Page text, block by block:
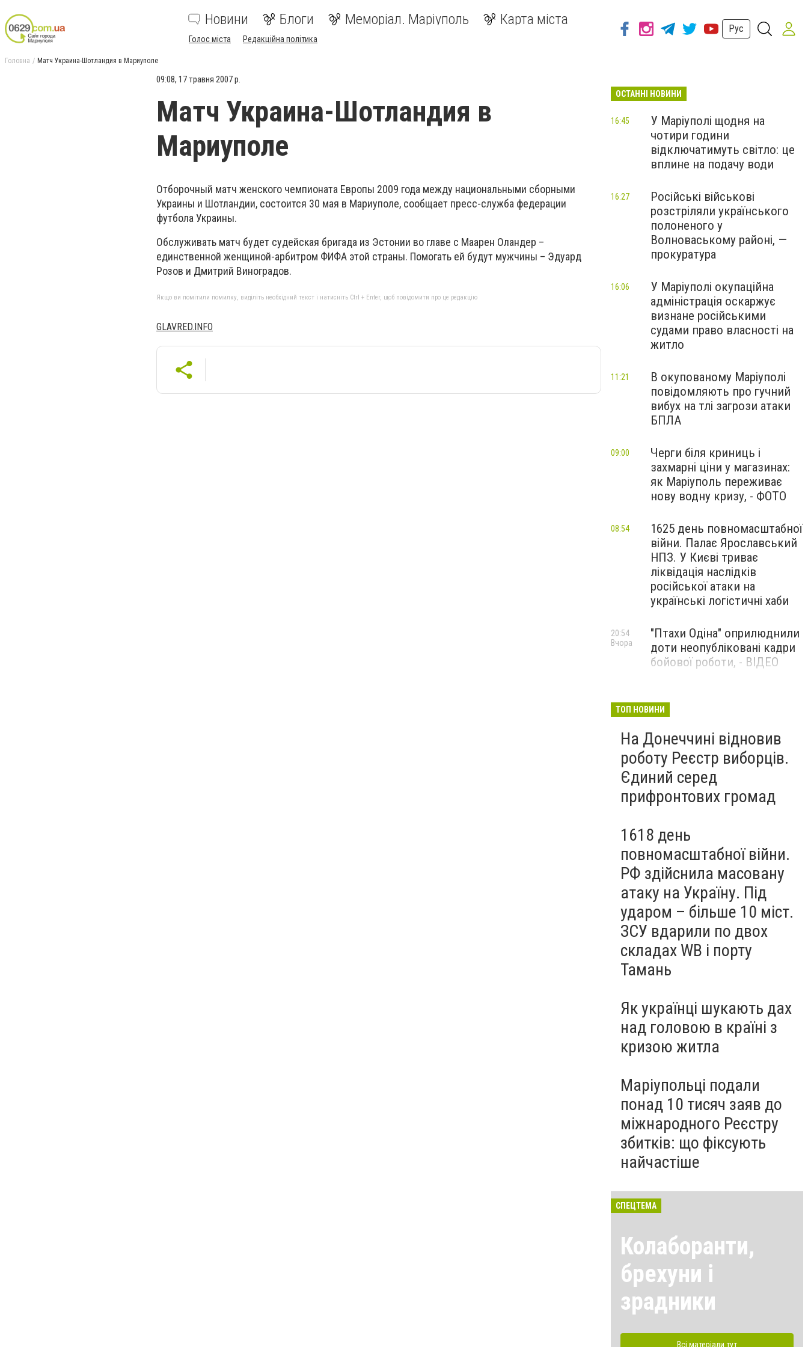
Новини Блоги Меморіал. Маріуполь Карта міста
Голос міста Редакційна політика
Рус
Головна Матч Украина-Шотландия в Мариуполе
09:08, 17 травня 2007 р.
Матч Украина-Шотландия в
Мариуполе
Отборочный матч женского чемпионата Европы 2009 года между национальными сборными
Украины и Шотландии, состоится 30 мая в Мариуполе, сообщает пресс-служба федерации
футбола Украины.
Обслуживать матч будет судейская бригада из Эстонии во главе с Маарен Оландер –
единственной женщиной-арбитром ФИФА этой страны. Помогать ей будут мужчины – Эдуард
Розов и Дмитрий Виноградов.
Якщо ви помітили помилку, виділіть необхідний текст і натисніть Ctrl + Enter, щоб повідомити про це редакцію
GLAVRED.INFO
ОСТАННІ НОВИНИ
У Маріуполі щодня на
чотири години
відключатимуть світло: це
вплине на подачу води
16:45
Російські військові
розстріляли українського
полоненого у
Волноваському районі, —
прокуратура
16:27
У Маріуполі окупаційна
адміністрація оскаржує
визнане російськими
судами право власності на
житло
16:06
В окупованому Маріуполі
повідомляють про гучний
вибух на тлі загрози атаки
БПЛА
11:21
Черги біля криниць і
захмарні ціни у магазинах:
як Маріуполь переживає
нову водну кризу, - ФОТО
09:00
1625 день повномасштабної
війни. Палає Ярославський
НПЗ. У Києві триває
ліквідація наслідків
російської атаки на
українські логістичні хаби
08:54
"Птахи Одіна" оприлюднили
доти неопубліковані кадри
бойової роботи, - ВІДЕО
20:54
Вчора
Бєдняков зіграє тата
новому українському
фільмі, - ФОТО
Вчора
ТОП НОВИНИ
На Донеччині відновив
роботу Реєстр виборців.
Єдиний серед
прифронтових громад
1618 день
повномасштабної війни.
РФ здійснила масовану
атаку на Україну. Під
ударом – більше 10 міст.
ЗСУ вдарили по двох
складах WB і порту
Тамань
Як українці шукають дах
над головою в країні з
кризою житла
Маріупольці подали
понад 10 тисяч заяв до
міжнародного Реєстру
збитків: що фіксують
найчастіше
СПЕЦТЕМА
Колаборанти,
брехуни і
зрадники
Всі матеріали тут